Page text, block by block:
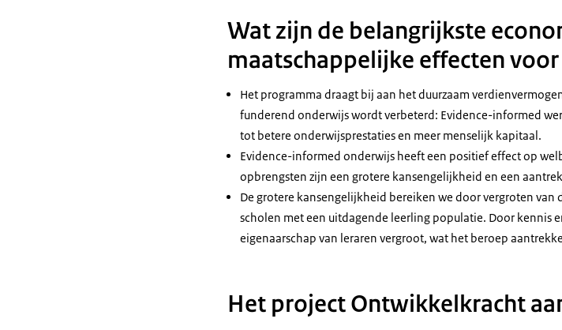
Wat zijn de belangrijkste
maatschappelijke effecten
Het programma draagt bij aan het duurzaam
funderend onderwijs wordt verbeterd: Evidence-informed
tot betere onderwijsprestaties en meer menselijk kapitaal.
Evidence-informed onderwijs heeft een positief effect op
opbrengsten zijn een grotere kansengelijkheid en een
De grotere kansengelijkheid bereiken we door vergroten van
scholen met een uitdagende leerling populatie. Door kennis
eigenaarschap van leraren vergroot, wat het beroep
Het project Ontwikkelkracht